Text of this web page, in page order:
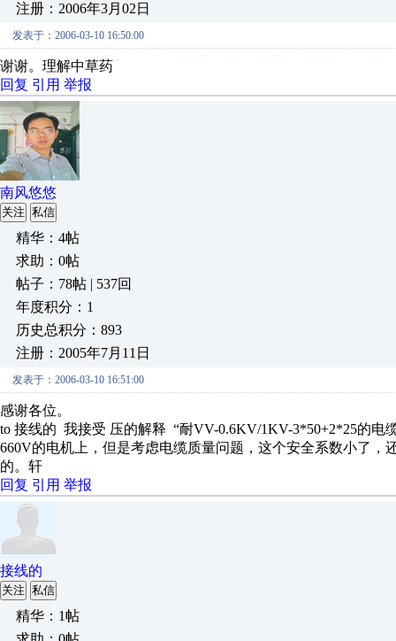
注册：2006年3月02日
发表于：2006-03-10 16:50:00
谢谢。理解中草药
回复 引用 举报
南风悠悠
关注 私信
精华：4帖
求助：0帖
帖子：78帖 | 537回
年度积分：1
历史总积分：893
注册：2005年7月11日
发表于：2006-03-10 16:51:00
感谢各位。
to 接线的 我接受 压的解释 “耐VV-0.6KV/1KV-3*50+2*25的
660V的电机上，但是考虑电缆质量问题，这个安全系数小了
的。轩
回复 引用 举报
接线的
关注 私信
精华：1帖